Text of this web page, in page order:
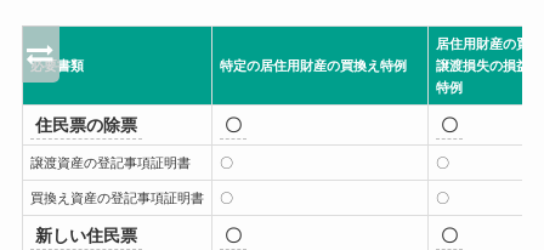
必要書類 特定の居住用財産の買換え特例
居住用財産の買
譲渡損失の損益
特例
住民票の除票 〇 〇
譲渡資産の登記事項証明書 〇 〇
買換え資産の登記事項証明書 〇 〇
新しい住民票 〇 〇